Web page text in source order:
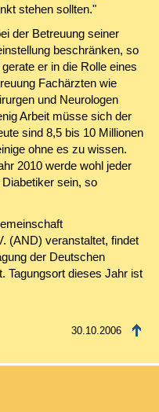
stehen sollten."
der Betreuung seiner
beschränken, so
er in die Rolle eines
Fachärzten wie
und Neurologen
Arbeit müsse sich der
sind 8,5 bis 10 Millionen
ohne es zu wissen.
2010 werde wohl jeder
sein, so
(AND) veranstaltet, findet
der Deutschen
Tagungsort dieses Jahr ist
30.10.2006